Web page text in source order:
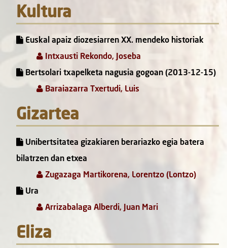
Kultura
Euskal apaiz diozesiarren XX. mendeko historiak
Intxausti Rekondo, Joseba
Bertsolari txapelketa nagusia gogoan (2013-12-15)
Baraiazarra Txertudi, Luis
Gizartea
Unibertsitatea gizakiaren berariazko egia batera
bilatrzen dan etxea
Zugazaga Martikorena, Lorentzo (Lontzo)
Ura
Arrizabalaga Alberdi, Juan Mari
Eliza